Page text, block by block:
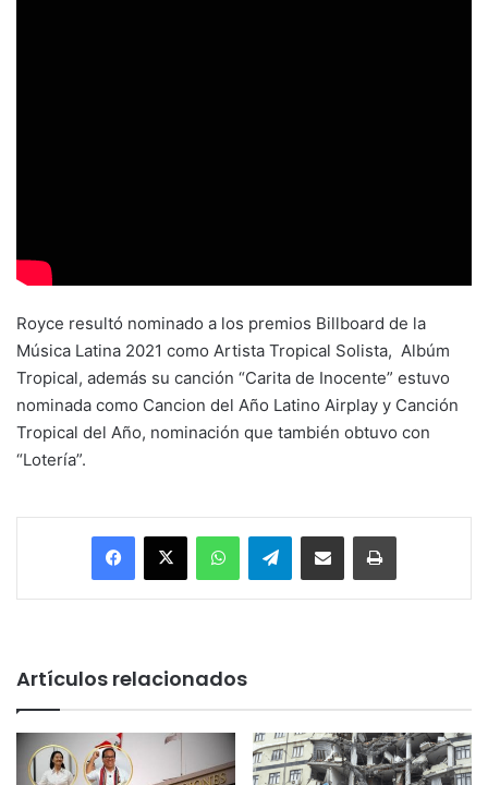
Royce resultó nominado a los premios Billboard de la
Música Latina 2021 como Artista Tropical Solista, Albúm
Tropical, además su canción “Carita de Inocente” estuvo
nominada como Cancion del Año Latino Airplay y Canción
Tropical del Año, nominación que también obtuvo con
“Lotería”.
Facebook
X WhatsAppTelegramEnviar vía email Imprimir
Artículos relacionados